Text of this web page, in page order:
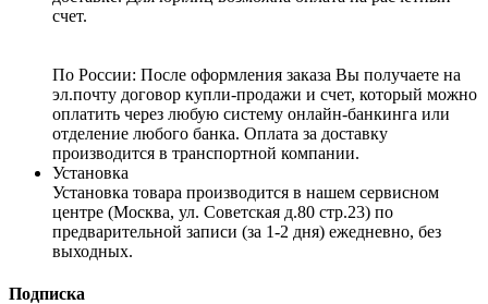
счет.
По России: После оформления заказа Вы получаете на
эл.почту договор купли-продажи и счет, который можно
оплатить через любую систему онлайн-банкинга или
отделение любого банка. Оплата за доставку
производится в транспортной компании.
Установка
Установка товара производится в нашем сервисном
центре (Москва, ул. Советская д.80 стр.23) по
предварительной записи (за 1-2 дня) ежедневно, без
выходных.
Подписка